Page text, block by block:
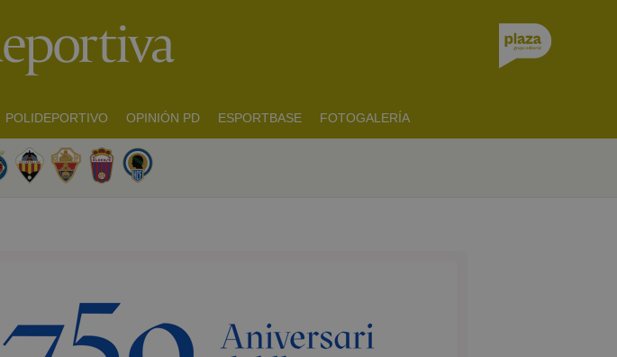
POLIDEPORTIVO OPINIÓN PD ESPORTBASE FOTOGALERÍA